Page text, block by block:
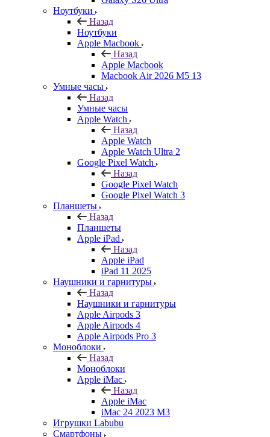
Ноутбуки
Назад
Ноутбуки
Apple Macbook
Назад
Apple Macbook
Macbook Air 2026 M5 13
Умные часы
Назад
Умные часы
Apple Watch
Назад
Apple Watch
Apple Watch Ultra 2
Google Pixel Watch
Назад
Google Pixel Watch
Google Pixel Watch 3
Планшеты
Назад
Планшеты
Apple iPad
Назад
Apple iPad
iPad 11 2025
Наушники и гарнитуры
Назад
Наушники и гарнитуры
Apple Airpods 3
Apple Airpods 4
Apple Airpods Pro 3
Моноблоки
Назад
Моноблоки
Apple iMac
Назад
Apple iMac
iMac 24 2023 M3
Игрушки Labubu
Смартфоны